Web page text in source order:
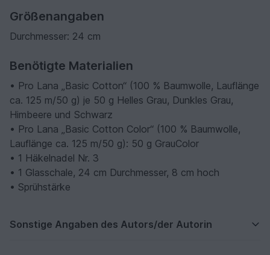
Größenangaben
Durchmesser: 24 cm
Benötigte Materialien
• Pro Lana „Basic Cotton“ (100 % Baumwolle, Lauflänge
ca. 125 m/50 g) je 50 g Helles Grau, Dunkles Grau,
Himbeere und Schwarz
• Pro Lana „Basic Cotton Color“ (100 % Baumwolle,
Lauflänge ca. 125 m/50 g): 50 g GrauColor
• 1 Häkelnadel Nr. 3
• 1 Glasschale, 24 cm Durchmesser, 8 cm hoch
• Sprühstärke
Sonstige Angaben des Autors/der Autorin